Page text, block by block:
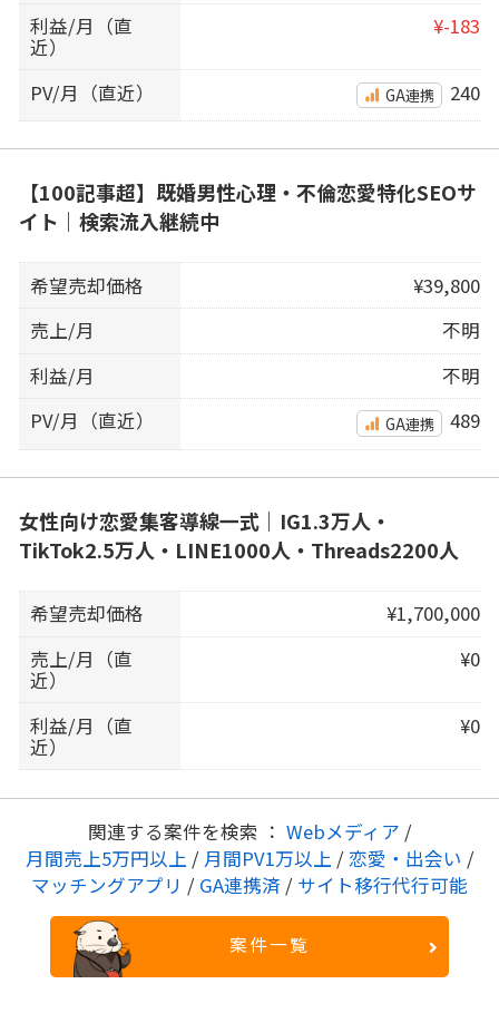
利益/月（直
近）
¥-183
PV/月（直近） GA連携 240
【100記事超】既婚男性心理・不倫恋愛特化SEOサ
イト｜検索流入継続中
希望売却価格
¥39,800
売上/月
不明
利益/月
不明
PV/月（直近）
GA連携 489
女性向け恋愛集客導線一式｜IG1.3万人・
TikTok2.5万人・LINE1000人・Threads2200人
希望売却価格
¥1,700,000
売上/月（直
近）
¥0
利益/月（直
近）
¥0
関連する案件を検索 ： Webメディア /
月間売上5万円以上 / 月間PV1万以上 / 恋愛・出会い /
マッチングアプリ / GA連携済 / サイト移行代行可能
案件一覧